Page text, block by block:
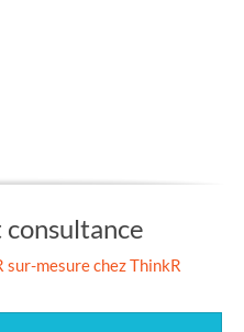
mesure chez ThinkR